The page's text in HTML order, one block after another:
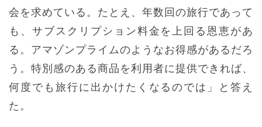
会を求めている。たとえ、年数回の旅行であって
も、サブスクリプション料金を上回る恩恵があ
る。アマゾンプライムのようなお得感があるだろ
う。特別感のある商品を利用者に提供できれば、
何度でも旅行に出かけたくなるのでは」と答え
た。